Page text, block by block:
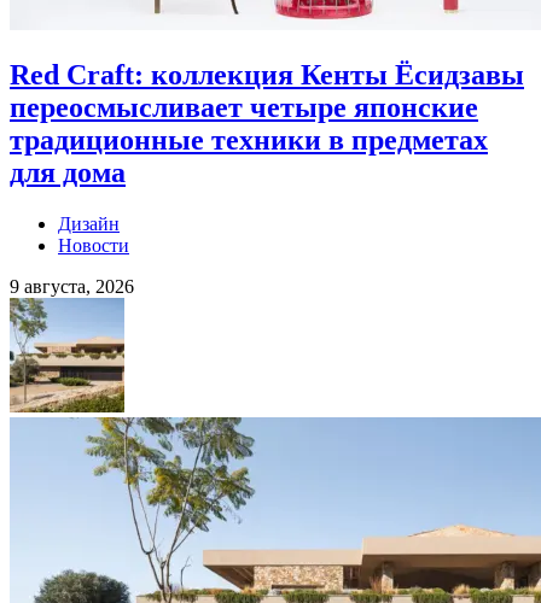
Red Craft: коллекция Кенты Ёсидзавы
переосмысливает четыре японские
традиционные техники в предметах
для дома
Дизайн
Новости
9 августа, 2026